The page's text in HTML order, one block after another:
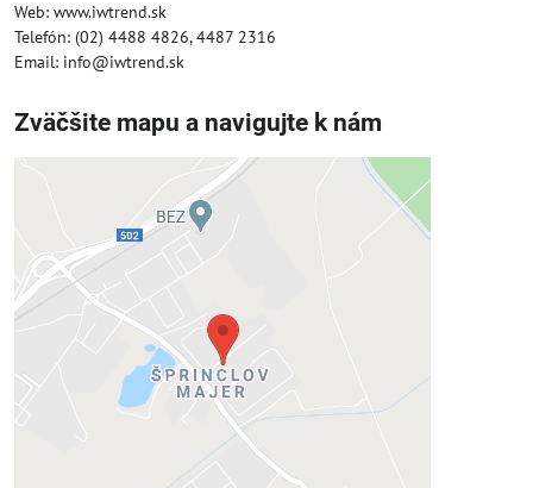
Web: www.iwtrend.sk
Telefón: (02) 4488 4826, 4487 2316
Email: info@iwtrend.sk
Zväčšite mapu a navigujte k nám
Externý obsah je blokovaný
Prajete si načítať externý obsah?
Povoliť tentokrát
Povoliť a zapamätať - súhlas s druhom
cookie: Funkčné